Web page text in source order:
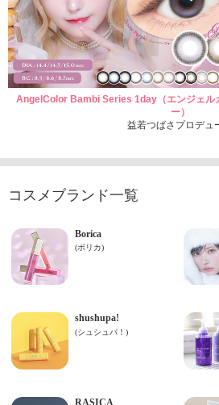
AngelColor Bambi Series 1day（エンジェル
ー）
益若つばさプロデュ
コスメブランド一覧